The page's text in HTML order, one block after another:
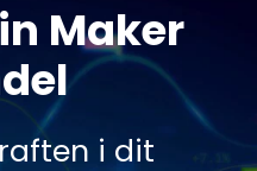
Maker
i dit